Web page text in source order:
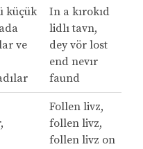
küçük
ve
In a kırokıd
lidlı tavn,
dey vör lost
end nevır
faund
Follen livz,
follen livz,
follen livz on